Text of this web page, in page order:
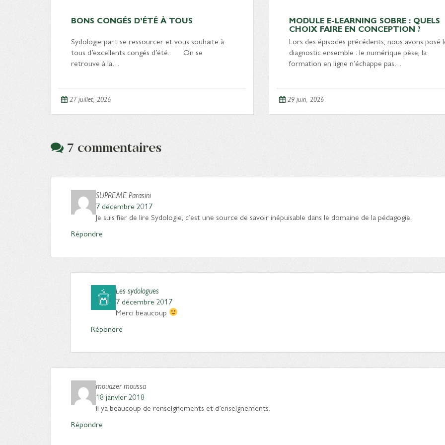
BONS CONGÉS D’ÉTÉ À TOUS
Sydologie part se ressourcer et vous souhaite à
tous d’excellents congés d’été. On se
retrouve à la…
27 juillet, 2026
MODULE E-LEARNING SOBRE : QUELS
CHOIX FAIRE EN CONCEPTION ?
Lors des épisodes précédents, nous avons posé
diagnostic ensemble : le numérique pèse, la
formation en ligne n’échappe pas…
29 juin, 2026
7 commentaires
SUPREME Parasini
7 décembre 2017
Je suis fier de lire Sydologie, c’est une source de savoir inépuisable dans le domaine de la pédagogie.
Répondre
Les sydologues
7 décembre 2017
Merci beaucoup
Répondre
mouazer moussa
18 janvier 2018
il ya beaucoup de renseignements et d’enseignements.
Répondre